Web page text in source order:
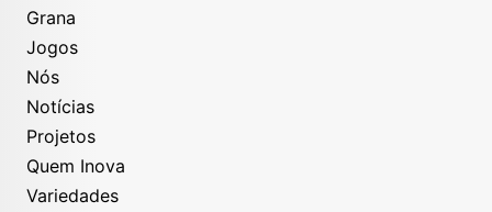
Grana
Jogos
Nós
Notícias
Projetos
Quem Inova
Variedades